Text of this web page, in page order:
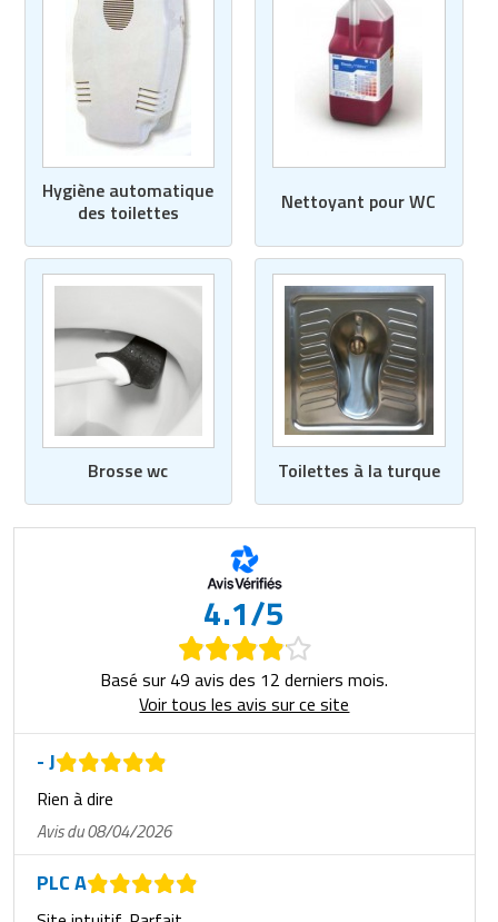
Hygiène automatique
des toilettes
Nettoyant pour WC
Brosse wc Toilettes à la turque
4.1/5
Basé sur 49 avis des 12 derniers mois.
Voir tous les avis sur ce site
- J
Rien à dire
Avis du 08/04/2026
PLC A